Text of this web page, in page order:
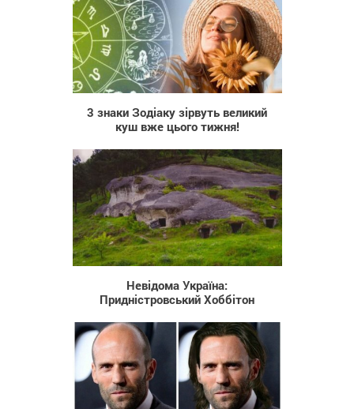
259
3 знаки Зодіаку зірвуть великий
куш вже цього тижня!
1 800
Невідома Україна:
Придністровський Хоббітон